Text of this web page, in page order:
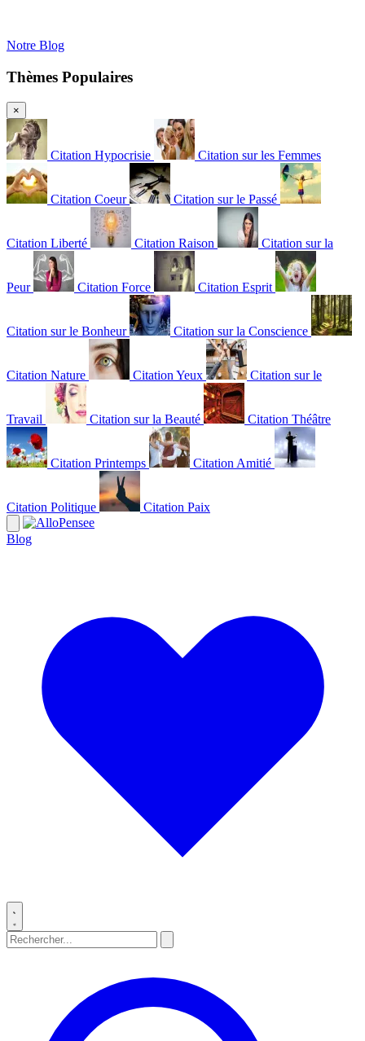
Notre Blog
Thèmes Populaires
×
Citation Hypocrisie Citation sur les Femmes
Citation Coeur Citation sur le Passé
Citation Liberté Citation Raison Citation sur la
Peur Citation Force Citation Esprit
Citation sur le Bonheur Citation sur la Conscience
Citation Nature Citation Yeux Citation sur le
Travail Citation sur la Beauté Citation Théâtre
Citation Printemps Citation Amitié
Citation Politique Citation Paix
Blog